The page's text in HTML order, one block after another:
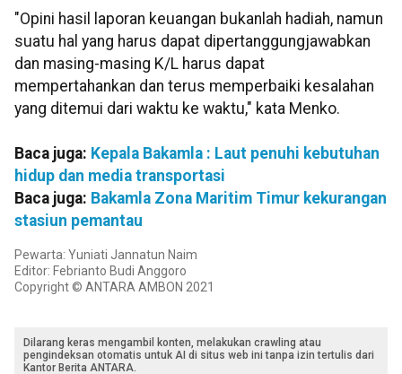
"Opini hasil laporan keuangan bukanlah hadiah, namun
suatu hal yang harus dapat dipertanggungjawabkan
dan masing-masing K/L harus dapat
mempertahankan dan terus memperbaiki kesalahan
yang ditemui dari waktu ke waktu," kata Menko.
Baca juga: Kepala Bakamla : Laut penuhi kebutuhan
hidup dan media transportasi
Baca juga: Bakamla Zona Maritim Timur kekurangan
stasiun pemantau
Pewarta: Yuniati Jannatun Naim
Editor: Febrianto Budi Anggoro
Copyright © ANTARA AMBON 2021
Dilarang keras mengambil konten, melakukan crawling atau
pengindeksan otomatis untuk AI di situs web ini tanpa izin tertulis dari
Kantor Berita ANTARA.